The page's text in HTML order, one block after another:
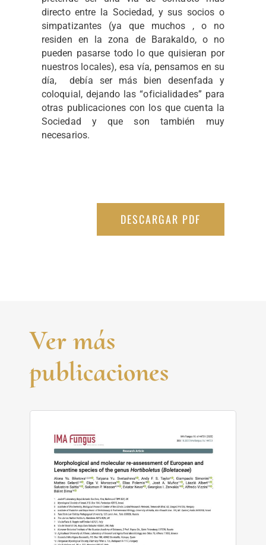
directo entre la Sociedad, y sus socios o
simpatizantes (ya que muchos , o no
residen en la zona de Barakaldo, o no
pueden pasarse todo lo que quisieran por
nuestros locales), esa vía, pensamos en su
día, debía ser más bien desenfada y
coloquial, dejando las “oficialidades” para
otras publicaciones con los que cuenta la
Sociedad y que son también muy
necesarios.
DESCARGAR PDF
Ver más
publicaciones